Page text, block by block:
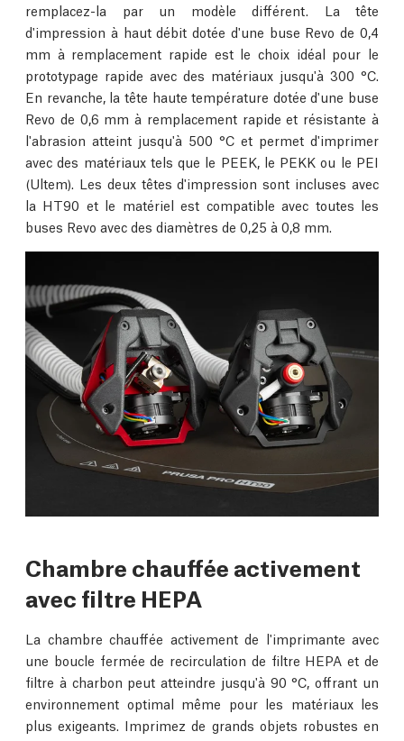
remplacez-la par un modèle différent. La tête
d'impression à haut débit dotée d'une buse Revo de 0,4
mm à remplacement rapide est le choix idéal pour le
prototypage rapide avec des matériaux jusqu'à 300 °C.
En revanche, la tête haute température dotée d'une buse
Revo de 0,6 mm à remplacement rapide et résistante à
l'abrasion atteint jusqu'à 500 °C et permet d'imprimer
avec des matériaux tels que le PEEK, le PEKK ou le PEI
(Ultem). Les deux têtes d'impression sont incluses avec
la HT90 et le matériel est compatible avec toutes les
buses Revo avec des diamètres de 0,25 à 0,8 mm.
Chambre chauffée activement
avec filtre HEPA
La chambre chauffée activement de l'imprimante avec
une boucle fermée de recirculation de filtre HEPA et de
filtre à charbon peut atteindre jusqu'à 90 °C, offrant un
environnement optimal même pour les matériaux les
plus exigeants. Imprimez de grands objets robustes en